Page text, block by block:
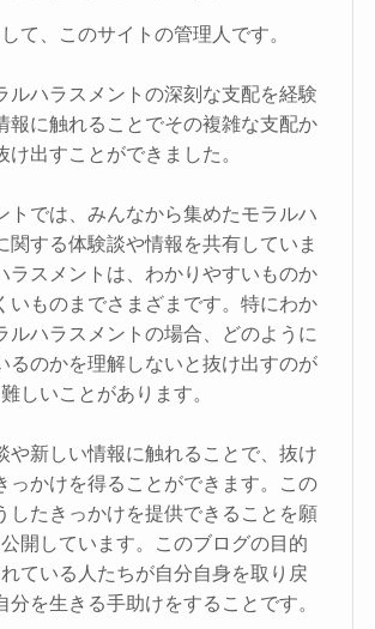
て、このサイトの管理人です。
ルハラスメントの深刻な支配を経験
報に触れることでその複雑な支配か
け出すことができました。
トでは、みんなから集めたモラルハ
関する体験談や情報を共有していま
ラスメントは、わかりやすいものか
いものまでさまざまです。特にわか
ルハラスメントの場合、どのように
るのかを理解しないと抜け出すのが
難しいことがあります。
や新しい情報に触れることで、抜け
っかけを得ることができます。この
したきっかけを提供できることを願
開しています。このブログの目的
ている人たちが自分自身を取り戻
分を生きる手助けをすることです。